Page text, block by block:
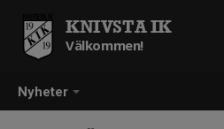
Nyheter
KNIVSTA IK
Välkommen!